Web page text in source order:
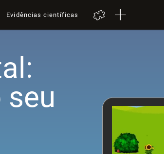
Evidências científicas
seu